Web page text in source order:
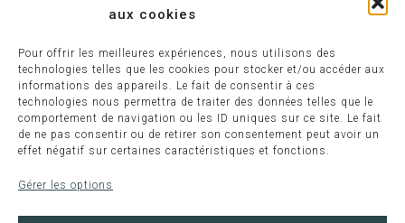
aux cookies
Pour offrir les meilleures expériences, nous utilisons des
technologies telles que les cookies pour stocker et/ou accéder aux
informations des appareils. Le fait de consentir à ces
technologies nous permettra de traiter des données telles que le
comportement de navigation ou les ID uniques sur ce site. Le fait
de ne pas consentir ou de retirer son consentement peut avoir un
effet négatif sur certaines caractéristiques et fonctions.
Gérer les options
Envoyer un mail
Information :
relaisdeloust@wanadoo.fr